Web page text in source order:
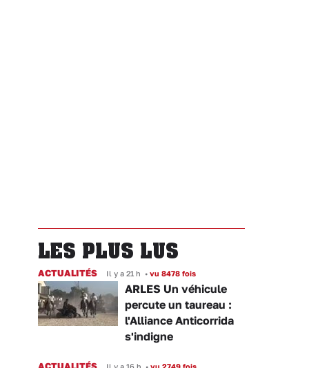
LES PLUS LUS
ACTUALITÉS Il y a 21 h • vu 8478 fois
ARLES Un véhicule
percute un taureau :
l'Alliance Anticorrida
s'indigne
ACTUALITÉS Il y a 16 h • vu 2749 fois